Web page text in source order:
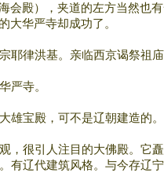
会殿），夹道的左方当然也
大华严寺却成功了。
耶律洪基。亲临西京谒祭祖
严寺。
雄宝殿，可不是辽朝建造的。
，很引人注目的大佛殿。它
有辽代建筑风格。与今存辽